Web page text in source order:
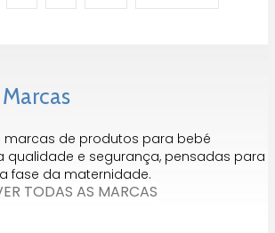
marcas de produtos para bebé
qualidade e segurança, pensadas para
fase da maternidade.
TODAS AS MARCAS